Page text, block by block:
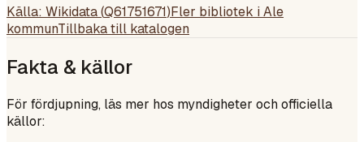
Källa: Wikidata (Q61751671)Fler bibliotek i Ale
kommunTillbaka till katalogen
Fakta & källor
För fördjupning, läs mer hos myndigheter och officiella
källor: